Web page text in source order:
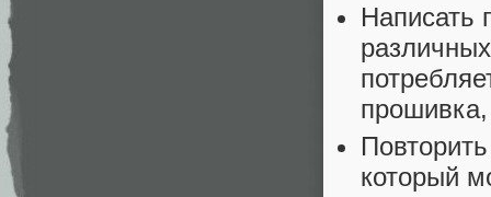
Написать
который